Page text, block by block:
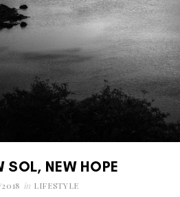
SOL, NEW HOPE
in LIFESTYLE